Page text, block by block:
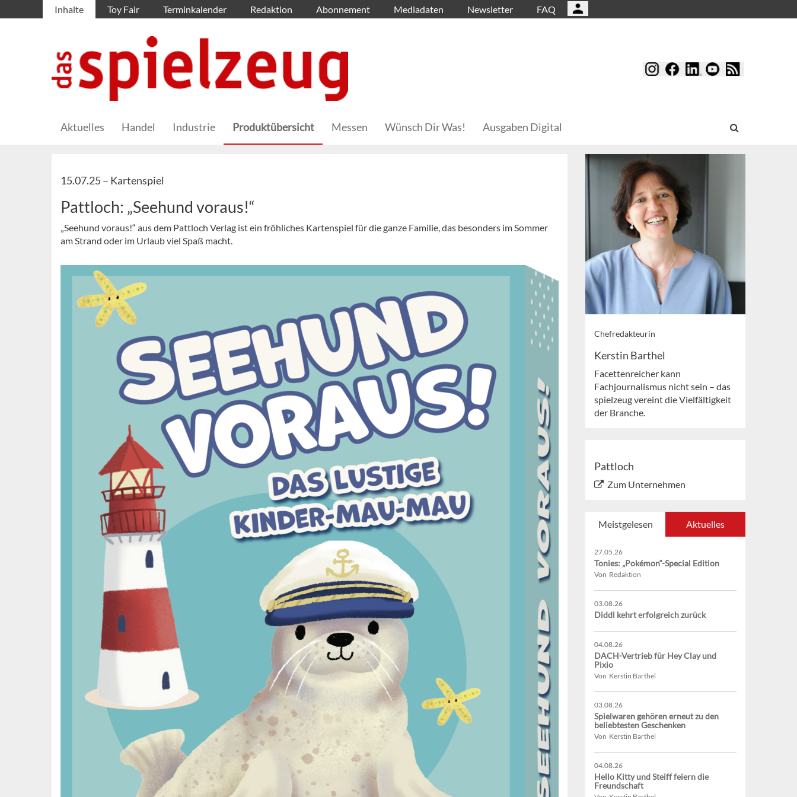
Inhalte Toy Fair Terminkalender Redaktion Abonnement Mediadaten Newsletter FAQ
Aktuelles Handel Industrie Produktübersicht Messen Wünsch Dir Was! Ausgaben Digital
15.07.25 – Kartenspiel
Pattloch: „Seehund voraus!“
„Seehund voraus!“ aus dem Pattloch Verlag ist ein fröhliches Kartenspiel für die ganze Familie, das besonders im Sommer
am Strand oder im Urlaub viel Spaß macht.
Chefredakteurin
Kerstin Barthel
Facettenreicher kann
Fachjournalismus nicht sein – das
spielzeug vereint die Vielfältigkeit
der Branche.
Pattloch
Zum Unternehmen
Meistgelesen Aktuelles
27.05.26
Tonies: „Pokémon“-Special Edition
Von Redaktion
03.08.26
Diddl kehrt erfolgreich zurück
04.08.26
DACH-Vertrieb für Hey Clay und
Pixio
Von Kerstin Barthel
03.08.26
Spielwaren gehören erneut zu den
beliebtesten Geschenken
Von Kerstin Barthel
04.08.26
Hello Kitty und Steiff feiern die
Freundschaft